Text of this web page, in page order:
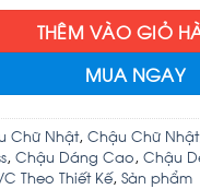
THÊM VÀO GIỎ
MUA NGAY
Chữ Nhật, Chậu Chữ Nhật
, Chậu Dáng Cao, Chậu
Theo Thiết Kế, Sản phẩm